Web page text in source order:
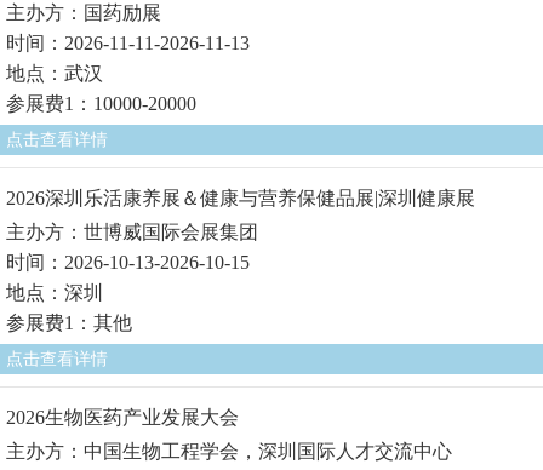
主办方：国药励展
时间：2026-11-11-2026-11-13
地点：武汉
参展费1：10000-20000
点击查看详情
2026深圳乐活康养展＆健康与营养保健品展|深圳健康展
主办方：世博威国际会展集团
时间：2026-10-13-2026-10-15
地点：深圳
参展费1：其他
点击查看详情
2026生物医药产业发展大会
主办方：中国生物工程学会，深圳国际人才交流中心